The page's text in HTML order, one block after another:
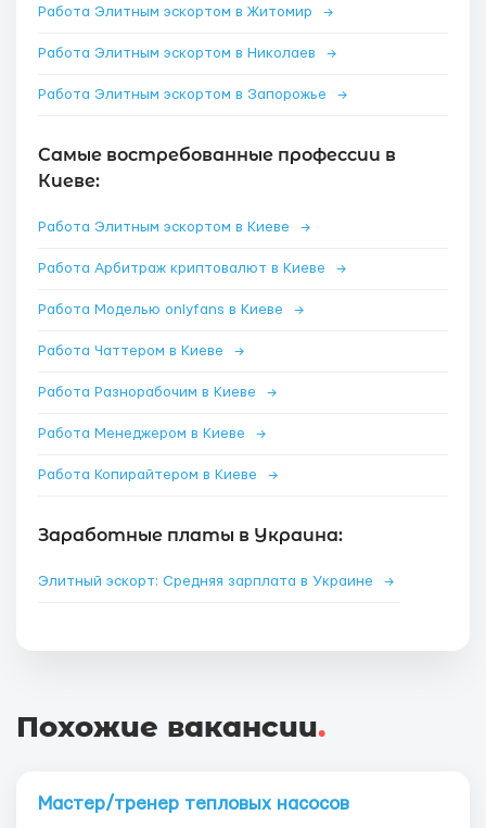
Работа Элитным эскортом в Житомир →
Работа Элитным эскортом в Николаев →
Работа Элитным эскортом в Запорожье →
Самые востребованные профессии в
Киеве:
Работа Элитным эскортом в Киеве →
Работа Арбитраж криптовалют в Киеве →
Работа Моделью onlyfans в Киеве →
Работа Чаттером в Киеве →
Работа Разнорабочим в Киеве →
Работа Менеджером в Киеве →
Работа Копирайтером в Киеве →
Заработные платы в Украина:
Элитный эскорт: Средняя зарплата в Украине →
Похожие вакансии.
Мастер/тренер тепловых насосов